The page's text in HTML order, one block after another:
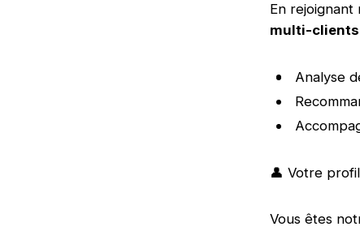
En rejoignant
multi-clients
Analyse
👤 Votre profil
Vous êtes